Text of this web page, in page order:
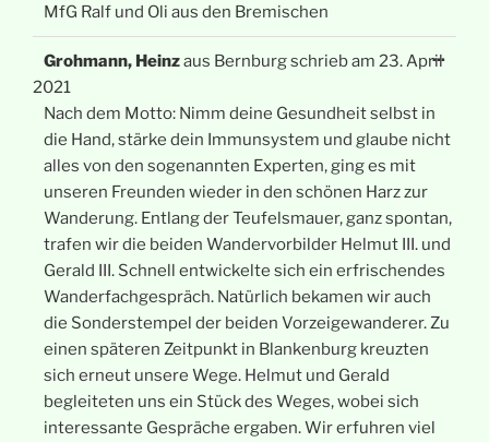
MfG Ralf und Oli aus den Bremischen
Grohmann, Heinzaus Bernburgschrieb am 23. April
2021
Nach dem Motto: Nimm deine Gesundheit selbst in
die Hand, stärke dein Immunsystem und glaube nicht
alles von den sogenannten Experten, ging es mit
unseren Freunden wieder in den schönen Harz zur
Wanderung. Entlang der Teufelsmauer, ganz spontan,
trafen wir die beiden Wandervorbilder Helmut III. und
Gerald III. Schnell entwickelte sich ein erfrischendes
Wanderfachgespräch. Natürlich bekamen wir auch
die Sonderstempel der beiden Vorzeigewanderer. Zu
einen späteren Zeitpunkt in Blankenburg kreuzten
sich erneut unsere Wege. Helmut und Gerald
begleiteten uns ein Stück des Weges, wobei sich
interessante Gespräche ergaben. Wir erfuhren viel
...